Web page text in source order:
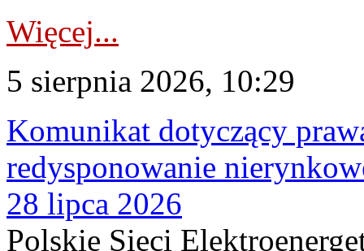
Więcej...
5 sierpnia 2026, 10:29
Komunikat dotyczący
redysponowanie
28 lipca 2026
Polskie Sieci